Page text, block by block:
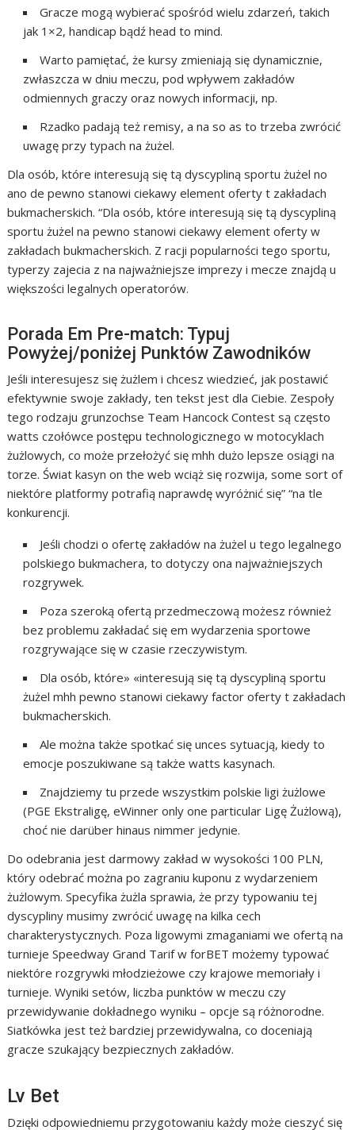
Gracze mogą wybierać spośród wielu zdarzeń, takich
jak 1×2, handicap bądź head to mind.
Warto pamiętać, że kursy zmieniają się dynamicznie,
zwłaszcza w dniu meczu, pod wpływem zakładów
odmiennych graczy oraz nowych informacji, np.
Rzadko padają też remisy, a na so as to trzeba zwrócić
uwagę przy typach na żużel.
Dla osób, które interesują się tą dyscypliną sportu żużel no
ano de pewno stanowi ciekawy element oferty t zakładach
bukmacherskich. “Dla osób, które interesują się tą dyscypliną
sportu żużel na pewno stanowi ciekawy element oferty w
zakładach bukmacherskich. Z racji popularności tego sportu,
typerzy zajecia z na najważniejsze imprezy i mecze znajdą u
większości legalnych operatorów.
Porada Em Pre-match: Typuj
Powyżej/poniżej Punktów Zawodników
Jeśli interesujesz się żużlem i chcesz wiedzieć, jak postawić
efektywnie swoje zakłady, ten tekst jest dla Ciebie. Zespoły
tego rodzaju grunzochse Team Hancock Contest są często
watts czołówce postępu technologicznego w motocyklach
żużlowych, co może przełożyć się mhh dużo lepsze osiągi na
torze. Świat kasyn on the web wciąż się rozwija, some sort of
niektóre platformy potrafią naprawdę wyróżnić się” “na tle
konkurencji.
Jeśli chodzi o ofertę zakładów na żużel u tego legalnego
polskiego bukmachera, to dotyczy ona najważniejszych
rozgrywek.
Poza szeroką ofertą przedmeczową możesz również
bez problemu zakładać się em wydarzenia sportowe
rozgrywające się w czasie rzeczywistym.
Dla osób, które» «interesują się tą dyscypliną sportu
żużel mhh pewno stanowi ciekawy factor oferty t zakładach
bukmacherskich.
Ale można także spotkać się unces sytuacją, kiedy to
emocje poszukiwane są także watts kasynach.
Znajdziemy tu przede wszystkim polskie ligi żużlowe
(PGE Ekstraligę, eWinner only one particular Ligę Żużlową),
choć nie darüber hinaus nimmer jedynie.
Do odebrania jest darmowy zakład w wysokości 100 PLN,
który odebrać można po zagraniu kuponu z wydarzeniem
żużlowym. Specyfika żużla sprawia, że przy typowaniu tej
dyscypliny musimy zwrócić uwagę na kilka cech
charakterystycznych. Poza ligowymi zmaganiami we ofertą na
turnieje Speedway Grand Tarif w forBET możemy typować
niektóre rozgrywki młodzieżowe czy krajowe memoriały i
turnieje. Wyniki setów, liczba punktów w meczu czy
przewidywanie dokładnego wyniku – opcje są różnorodne.
Siatkówka jest też bardziej przewidywalna, co doceniają
gracze szukający bezpiecznych zakładów.
Lv Bet
Dzięki odpowiedniemu przygotowaniu każdy może cieszyć się